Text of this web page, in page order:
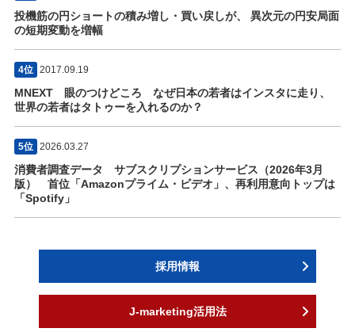
投機筋の円ショートの積み増し・買い戻しが、 異次元の円安局面
の短期変動を増幅
4位 2017.09.19
MNEXT 眼のつけどころ なぜ日本の若者はインスタに走り、
世界の若者はタトゥーを入れるのか？
5位 2026.03.27
消費者調査データ サブスクリプションサービス（2026年3月
版） 首位「Amazonプライム・ビデオ」、再利用意向トップは
「Spotify」
採用情報
J-marketing活用法